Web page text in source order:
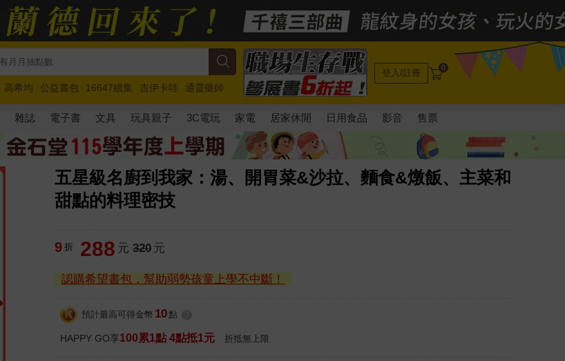
高希均 公益書包 16647續集 吉伊卡哇
通靈藥師
馬斯克 玩具總動員5 超慢跑
登入/註冊 0
雜誌 電子書 文具 玩具親子 3C電玩 家電 居家休閒 日用食品 影音 售票
五星級名廚到我家：湯、開胃菜&沙拉、麵食&燉飯、主菜和
甜點的料理密技
9 折 288 元 320 元
認購希望書包，幫助弱勢孩童上學不中斷！
預計最高可得金幣 10 點
HAPPY GO享100累1點 4點抵1元 折抵無上限